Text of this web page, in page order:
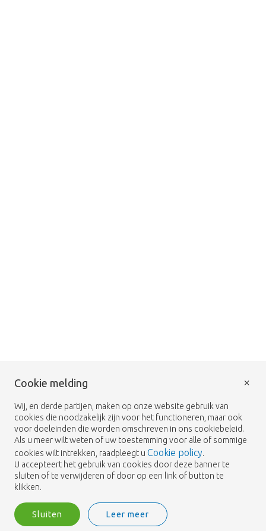
Cookie melding
Wij, en derde partijen, maken op onze website gebruik van
cookies die noodzakelijk zijn voor het functioneren, maar ook
voor doeleinden die worden omschreven in ons cookiebeleid.
Als u meer wilt weten of uw toestemming voor alle of sommige
cookies wilt intrekken, raadpleegt u Cookie policy.
U accepteert het gebruik van cookies door deze banner te
sluiten of te verwijderen of door op een link of button te
klikken.
Sluiten Leer meer
×